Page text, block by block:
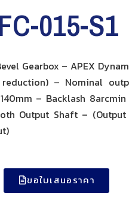
015-S1
Gearbox – APEX
– Nominal
– Backlash
Output Shaft –
ขอใบเสนอราคา